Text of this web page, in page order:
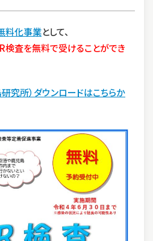
料化事業として、
検査を無料で受けることができ
究所）ダウンロードはこちらか